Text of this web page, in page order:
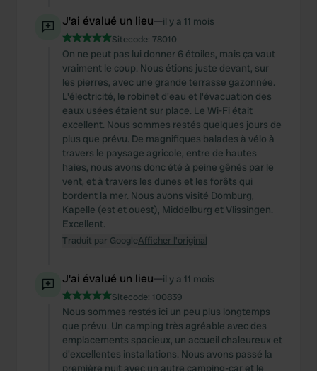
J'ai évalué un lieu—il y a 11 mois
Sitecode: 78010
On ne peut pas lui donner 6 étoiles, mais ça vaut
vraiment le coup. Nous étions juste devant, sur
les pierres, avec une grande terrasse gazonnée.
L'électricité, le robinet d'eau et l'évacuation des
eaux usées étaient sur place. Le Wi-Fi était
excellent. Nous sommes restés quelques jours de
plus que prévu. De magnifiques balades à vélo à
travers le paysage agricole, entre de hautes
haies, nous avons donc été à peine gênés par le
vent, et à travers les dunes et les forêts qui
bordent la mer. Nous avons visité Domburg,
Kapelle (est et ouest), Middelburg et Vlissingen.
Excellent.
Traduit par GoogleAfficher l'original
J'ai évalué un lieu—il y a 11 mois
Sitecode: 100839
Nous sommes restés ici un peu plus longtemps
que prévu. Un camping très agréable avec des
emplacements spacieux, un accueil chaleureux et
d'excellentes installations. Nous avons passé la
première nuit avec un autre camping-car et le